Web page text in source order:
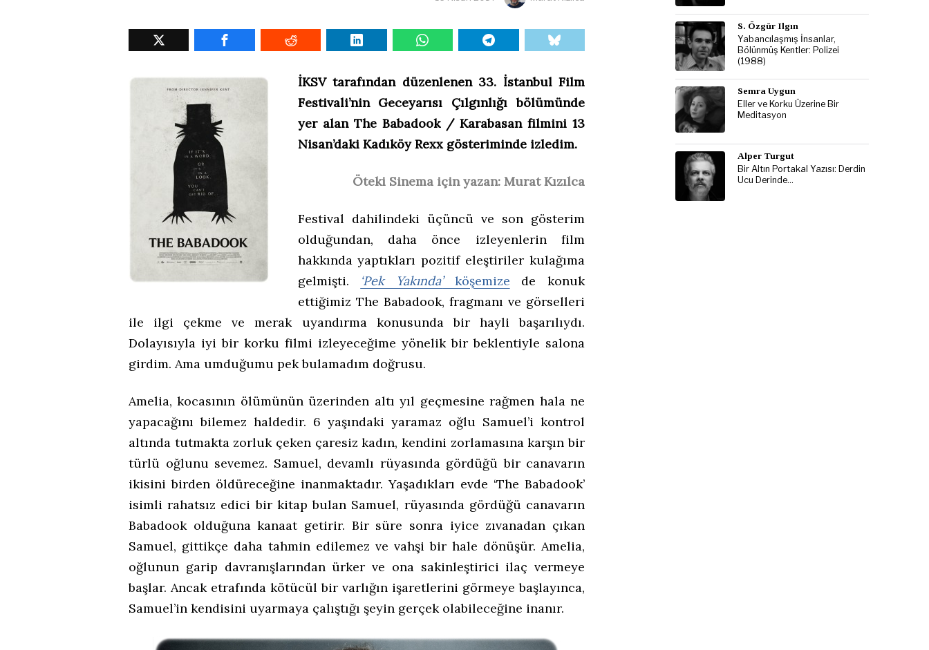
İKSV tarafından düzenlenen 33. İstanbul Film
Festivali’nin Geceyarısı Çılgınlığı bölümünde
yer alan The Babadook / Karabasan filmini 13
Nisan’daki Kadıköy Rexx gösteriminde izledim.
Öteki Sinema için yazan: Murat Kızılca
Festival dahilindeki üçüncü ve son gösterim
olduğundan, daha önce izleyenlerin film
hakkında yaptıkları pozitif eleştiriler kulağıma
gelmişti.
‘Pek Yakında’köşemize de konuk
ettiğimiz The Babadook, fragmanı ve görselleri
ile ilgi çekme ve merak uyandırma konusunda bir hayli başarılıydı.
Dolayısıyla iyi bir korku filmi izleyeceğime yönelik bir beklentiyle salona
girdim. Ama umduğumu pek bulamadım doğrusu.
Amelia, kocasının ölümünün üzerinden altı yıl geçmesine rağmen hala ne
yapacağını bilemez haldedir. 6 yaşındaki yaramaz oğlu Samuel’i kontrol
altında tutmakta zorluk çeken çaresiz kadın, kendini zorlamasına karşın bir
türlü oğlunu sevemez. Samuel, devamlı rüyasında gördüğü bir canavarın
ikisini birden öldüreceğine inanmaktadır. Yaşadıkları evde ‘The Babadook’
isimli rahatsız edici bir kitap bulan Samuel, rüyasında gördüğü canavarın
Babadook olduğuna kanaat getirir. Bir süre sonra iyice zıvanadan çıkan
Samuel, gittikçe daha tahmin edilemez ve vahşi bir hale dönüşür. Amelia,
oğlunun garip davranışlarından ürker ve ona sakinleştirici ilaç vermeye
başlar. Ancak etrafında kötücül bir varlığın işaretlerini görmeye başlayınca,
Samuel’in kendisini uyarmaya çalıştığı şeyin gerçek olabileceğine inanır.
S. Özgür Ilgın
Yabancılaşmış İnsanlar,
Bölünmüş Kentler: Polizei
(1988)
Semra Uygun
Eller ve Korku Üzerine Bir
Meditasyon
Alper Turgut
Bir Altın Portakal Yazısı: Derdin
Ucu Derinde…